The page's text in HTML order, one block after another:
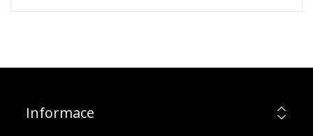
Informace